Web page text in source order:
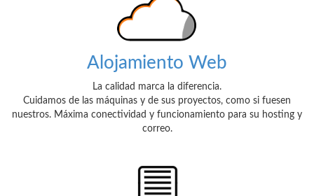
Alojamiento Web
La calidad marca la diferencia.
Cuidamos de las máquinas y de sus proyectos, como si fuesen
nuestros. Máxima conectividad y funcionamiento para su hosting y
correo.